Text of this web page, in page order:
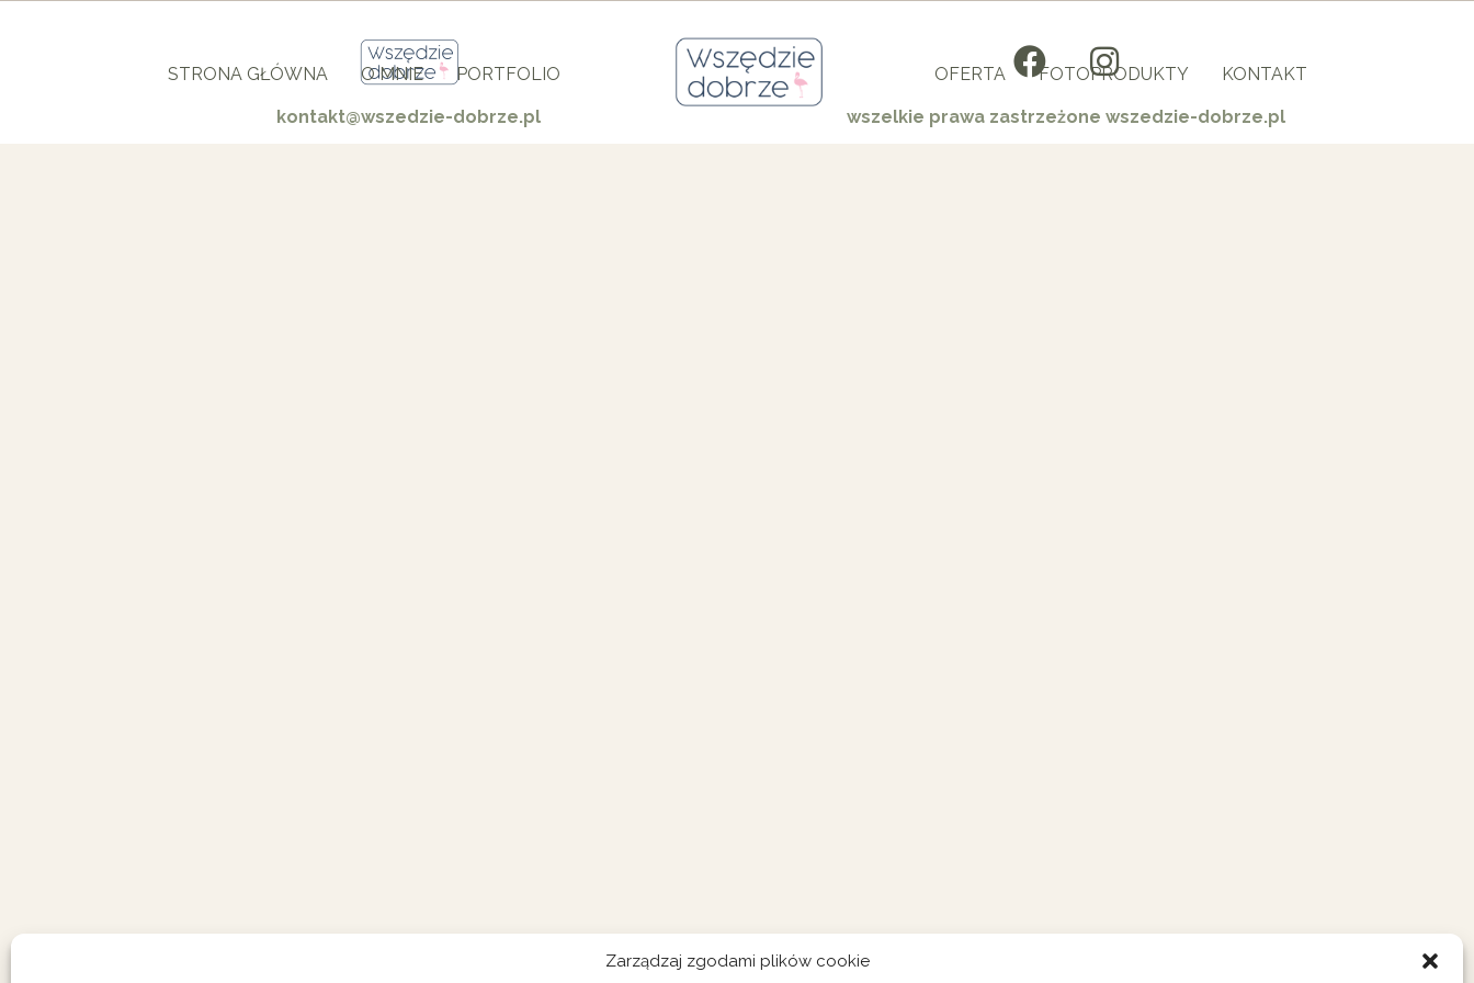
Zarządzaj zgodami plików cookie
STRONA GŁÓWNA O MNIE PORTFOLIO OFERTA FOTOPRODUKTY KONTAKT
kontakt@wszedzie-dobrze.pl wszelkie prawa zastrzeżone wszedzie-dobrze.pl